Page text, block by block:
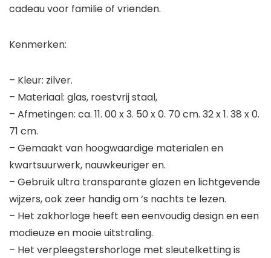
cadeau voor familie of vrienden.
Kenmerken:
– Kleur: zilver.
– Materiaal: glas, roestvrij staal,
– Afmetingen: ca. 11. 00 x 3. 50 x 0. 70 cm. 32 x 1. 38 x 0.
71 cm.
– Gemaakt van hoogwaardige materialen en
kwartsuurwerk, nauwkeuriger en.
– Gebruik ultra transparante glazen en lichtgevende
wijzers, ook zeer handig om ‘s nachts te lezen.
– Het zakhorloge heeft een eenvoudig design en een
modieuze en mooie uitstraling.
– Het verpleegstershorloge met sleutelketting is